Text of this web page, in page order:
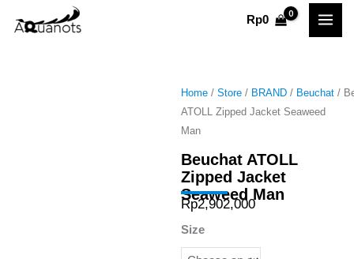
Rp0
Home /Store / BRAND / Beuchat /
ATOLL Zipped Jacket Seaweed
Man
Beuchat ATOLL
Zipped Jacket
Seaweed Man
Rp2,902,000
Size
Beuchat
ATOLL